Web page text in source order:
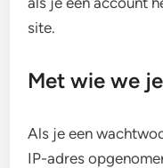
site.
Met wie we
Als je een
IP-adres